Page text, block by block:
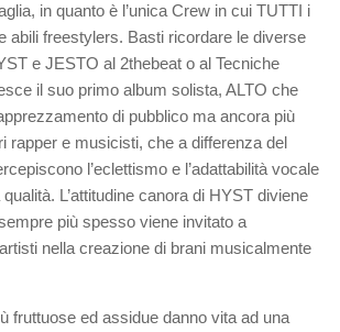
in quanto è l’unica Crew in cui TUTTI i
abili freestylers. Basti ricordare le diverse
e JESTO al 2thebeat o al Tecniche
il suo primo album solista, ALTO che
di pubblico ma ancora più
rapper e musicisti, che a differenza del
l’eclettismo e l’adattabilità vocale
L’attitudine canora di HYST diviene
più spesso viene invitato a
nella creazione di brani musicalmente
fruttuose ed assidue danno vita ad una